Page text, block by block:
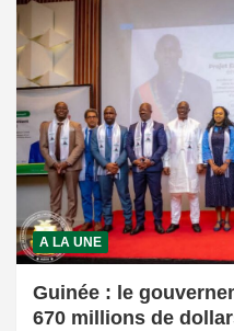
A LA UNE
Guinée : le
670 millions de